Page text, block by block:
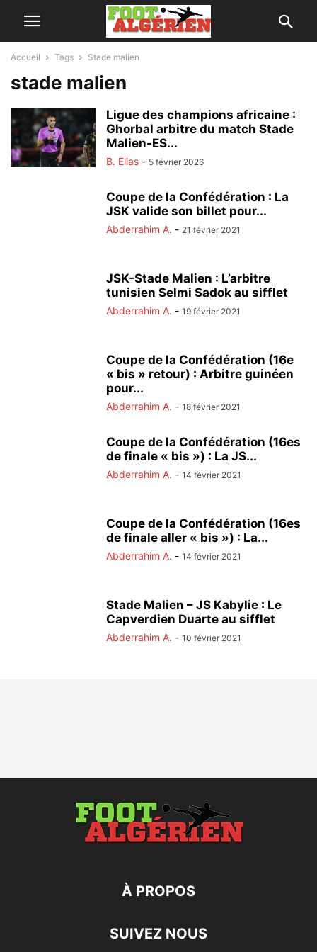
Accueil Tags Stade malien
stade malien
Ligue des champions africaine :
Ghorbal arbitre du match Stade
Malien-ES...
B. Elias - 5 février 2026
Coupe de la Confédération : La
JSK valide son billet pour...
Abderrahim A. - 21 février 2021
JSK-Stade Malien : L’arbitre
tunisien Selmi Sadok au sifflet
Abderrahim A. - 19 février 2021
Coupe de la Confédération (16e
« bis » retour) : Arbitre guinéen
pour...
Abderrahim A. - 18 février 2021
Coupe de la Confédération (16es
de finale « bis ») : La JS...
Abderrahim A. - 14 février 2021
Coupe de la Confédération (16es
de finale aller « bis ») : La...
Abderrahim A. - 14 février 2021
Stade Malien – JS Kabylie : Le
Capverdien Duarte au sifflet
Abderrahim A. - 10 février 2021
À PROPOS
SUIVEZ NOUS